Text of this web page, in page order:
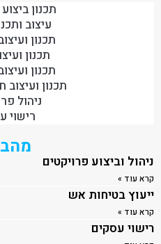
תכנון
עיצוב
תכנון
תכנון
תכנון
תכנון ועיצוב
ניהול
רישוי
ניהול וביצוע פרויקטים
קרא עוד »
ייעוץ בטיחות אש
קרא עוד »
רישוי עסקים